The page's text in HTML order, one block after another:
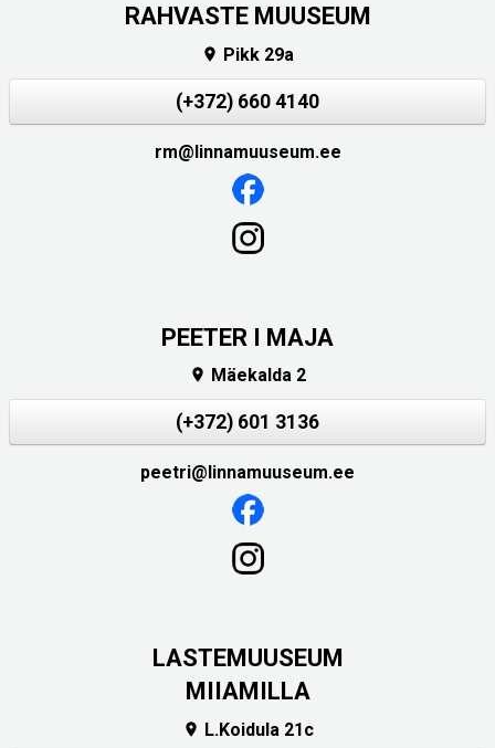
RAHVASTE MUUSEUM
 Pikk 29a
(+372) 660 4140
rm@linnamuuseum.ee
PEETER I MAJA
 Mäekalda 2
(+372) 601 3136
peetri@linnamuuseum.ee
LASTEMUUSEUM
MIIAMILLA
 L.Koidula 21c